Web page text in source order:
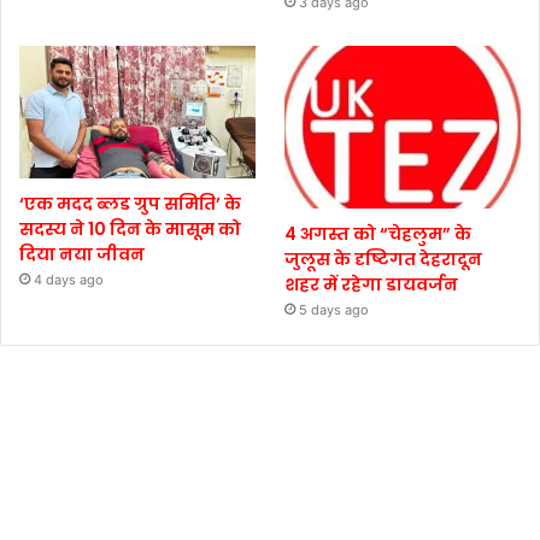
‘एक मदद ब्लड ग्रुप समिति’ के
सदस्य ने 10 दिन के मासूम को
दिया नया जीवन
4 days ago
4 अगस्त को “चेहलुम” के
जुलूस के दृष्टिगत देहरादून
शहर में रहेगा डायवर्जन
5 days ago